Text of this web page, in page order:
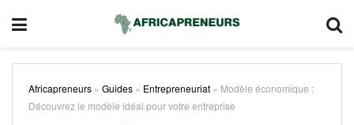
Africapreneurs » Guides » Entrepreneuriat » Modèle économique :
Découvrez le modèle idéal pour votre entreprise